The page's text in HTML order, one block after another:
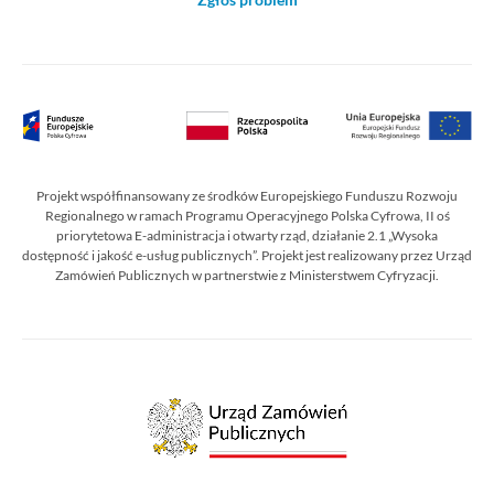
Projekt współfinansowany ze środków Europejskiego Funduszu Rozwoju
Regionalnego w ramach Programu Operacyjnego Polska Cyfrowa, II oś
priorytetowa E-administracja i otwarty rząd, działanie 2.1 „Wysoka
dostępność i jakość e-usług publicznych”. Projekt jest realizowany przez Urząd
Zamówień Publicznych w partnerstwie z Ministerstwem Cyfryzacji.